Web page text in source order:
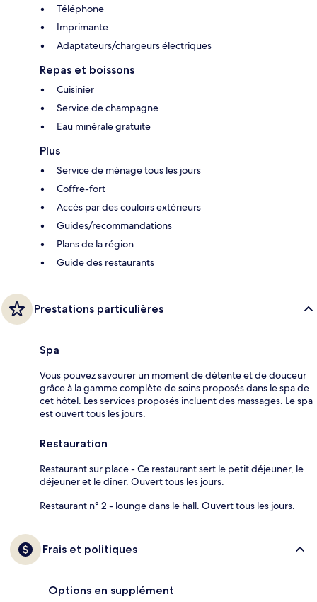
Téléphone
Imprimante
Adaptateurs/chargeurs électriques
Repas et boissons
Cuisinier
Service de champagne
Eau minérale gratuite
Plus
Service de ménage tous les jours
Coffre-fort
Accès par des couloirs extérieurs
Guides/recommandations
Plans de la région
Guide des restaurants
Prestations particulières
Spa
Vous pouvez savourer un moment de détente et de douceur
grâce à la gamme complète de soins proposés dans le spa de
cet hôtel. Les services proposés incluent des massages. Le spa
est ouvert tous les jours.
Restauration
Restaurant sur place - Ce restaurant sert le petit déjeuner, le
déjeuner et le dîner. Ouvert tous les jours.
Restaurant n° 2 - lounge dans le hall. Ouvert tous les jours.
Frais et politiques
Options en supplément